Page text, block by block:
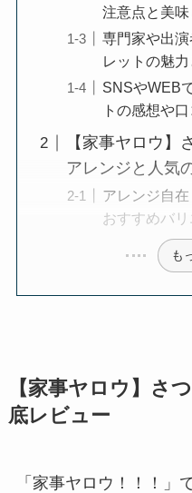
注意点と美
専門家や出
レットの魅
SNSやWEB
トの感想や
【家事ヤロウ】
アレンジと人気
アレンジ自
おすすめバ
も
【家事ヤロウ】さ
底レビュー
「家事ヤロウ！！！」